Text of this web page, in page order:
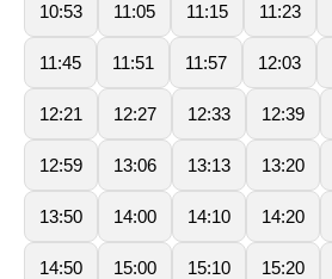
10:53 11:05 11:15 11:23
11:45 11:51 11:57 12:03
12:21 12:27 12:33 12:39
12:59 13:06 13:13 13:20
13:50 14:00 14:10 14:20
14:50 15:00 15:10 15:20